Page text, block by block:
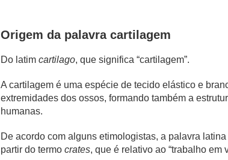
Origem da palavra cartilagem
Do latim cartilago, que significa “cartilagem”.
A cartilagem é uma espécie de tecido elástico e
extremidades dos ossos, formando também a
humanas.
De acordo com alguns etimologistas, a palavra latina
partir do termo crates, que é relativo ao “trabalho em